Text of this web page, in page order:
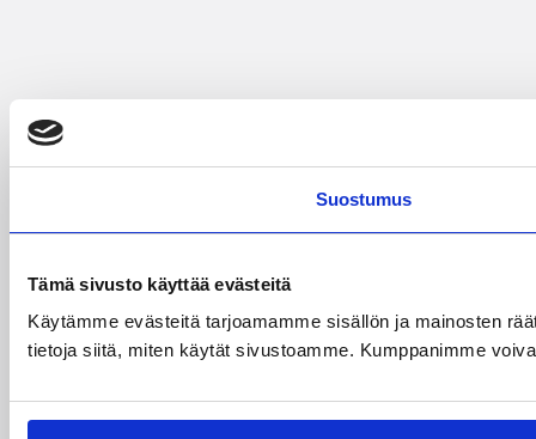
Suostumus
Tämä sivusto käyttää evästeitä
Käytämme evästeitä tarjoamamme sisällön ja mainosten
tietoja siitä, miten käytät sivustoamme. Kumppanimme